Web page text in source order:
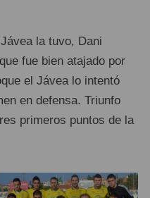
la tuvo, Dani
fue bien atajado por
el Jávea lo intentó
en defensa. Triunfo
primeros puntos de la